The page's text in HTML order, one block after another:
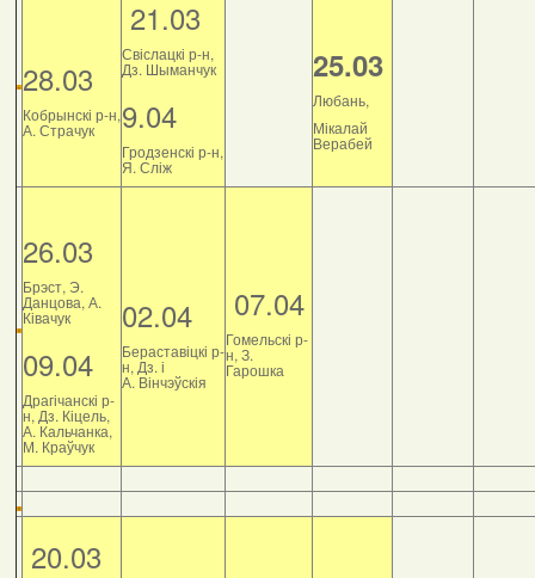
28.03
Кобрынскі р-н,
А. Страчук
21.03
Свіслацкі р-н,
Дз. Шыманчук
9.04
Гродзенскі р-н,
Я. Сліж
25.03
Любань,
Мікалай
Верабей
26.03
Брэст, Э.
Данцова, А.
Ківачук
09.04
Драгічанскі р-
н, Дз. Кіцель,
А. Кальчанка,
М. Краўчук
02.04
Бераставіцкі р-
н, Дз. і
А. Вінчэўскія
07.04
Гомельскі р-
н, З.
Гарошка
20.03